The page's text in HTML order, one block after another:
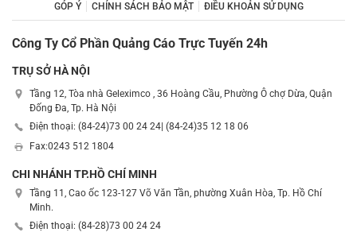
GÓP Ý CHÍNH SÁCH BẢO MẬT ĐIỀU KHOẢN SỬ DỤNG
Công Ty Cổ Phần Quảng Cáo Trực Tuyến 24h
TRỤ SỞ HÀ NỘI
Tầng 12, Tòa nhà Geleximco , 36 Hoàng Cầu, Phường Ô chợ Dừa, Quận
Đống Đa, Tp. Hà Nội
Điện thoại: (84-24)73 00 24 24 | (84-24)35 12 18 06
Fax:0243 512 1804
CHI NHÁNH TP.HỒ CHÍ MINH
Tầng 11, Cao ốc 123-127 Võ Văn Tần, phường Xuân Hòa, Tp. Hồ Chí
Minh.
Điện thoại: (84-28)73 00 24 24